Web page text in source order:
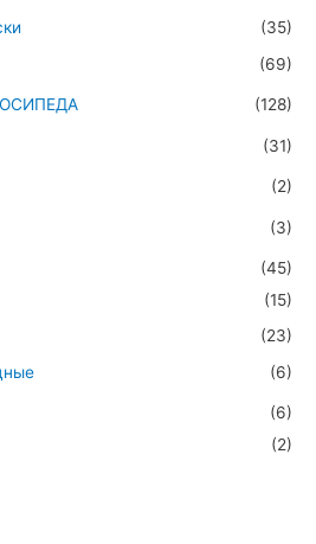
(35)
(69)
(128)
(31)
(2)
(3)
(45)
(15)
(23)
(6)
(6)
(2)